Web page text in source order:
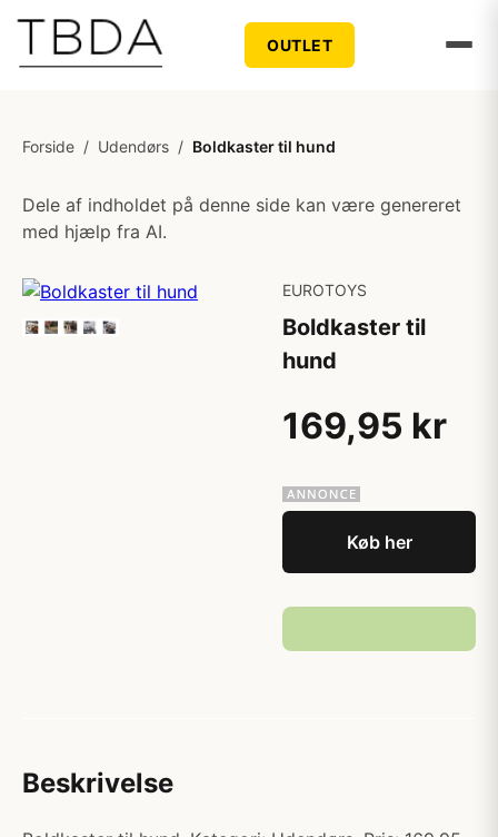
OUTLET
Forside / Udendørs / Boldkaster til hund
Dele af indholdet på denne side kan være genereret
med hjælp fra AI.
EUROTOYS
Boldkaster til
hund
169,95 kr
Køb her
Beskrivelse